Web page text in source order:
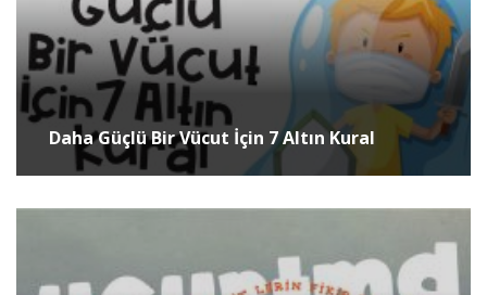
Daha Güçlü Bir Vücut İçin 7 Altın Kural